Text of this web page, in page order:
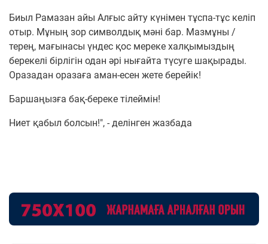
Биыл Рамазан айы Алғыс айту күнімен тұспа-тұс келіп
отыр. Мұның зор символдық мәні бар. Мазмұны /
терең, мағынасы үндес қос мереке халқымыздың
берекелі бірлігін одан әрі нығайта түсуге шақырады.
Оразадан оразаға аман-есен жете берейік!
Баршаңызға бақ-береке тілеймін!
Ниет қабыл болсын!", - делінген жазбада